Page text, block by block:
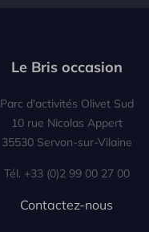
Le Bris occasion
Parc d'activités Olivet Sud
10 rue Nicolas Appert
35530 Servon-sur-Vilaine
Tél. +33 (0)2 99 00 27 00
Contactez-nous